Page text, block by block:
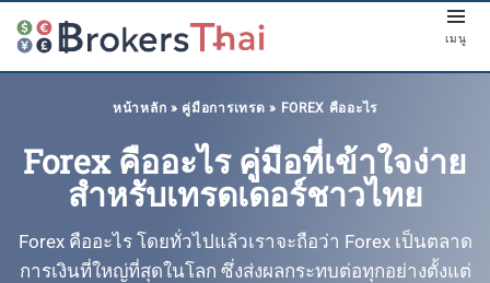
เมนู
หน้าหลัก » คู่มือการเทรด » FOREX คืออะไร
Forex คืออะไร คู่มือที่เข้าใจง่าย
สำหรับเทรดเดอร์ชาวไทย
Forex คืออะไร โดยทั่วไปแล้วเราจะถือว่า Forex เป็นตลาด
การเงินที่ใหญ่ที่สุดในโลก ซึ่งส่งผลกระทบต่อทุกอย่างตั้งแต่